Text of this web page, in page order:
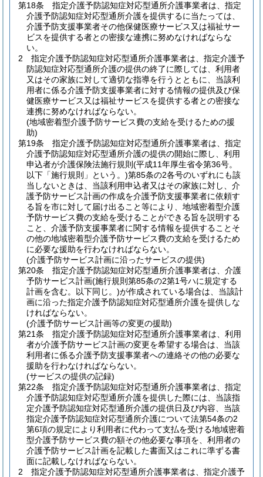
第18条
指定介護予防認知症対応型通所介護事業者は、指定
介護予防認知症対応型通所介護を提供するに当たっては、
介護予防支援事業者その他保健医療サービス又は福祉サー
ビスを提供する者との密接な連携に努めなければならな
い。
2
指定介護予防認知症対応型通所介護事業者は、指定介護予
防認知症対応型通所介護の提供の終了に際しては、利用者
又はその家族に対して適切な指導を行うとともに、当該利
用者に係る介護予防支援事業者に対する情報の提供及び保
健医療サービス又は福祉サービスを提供する者との密接な
連携に努めなければならない。
(地域密着型介護予防サービス費の支給を受けるための援
助)
第19条
指定介護予防認知症対応型通所介護事業者は、指定
介護予防認知症対応型通所介護の提供の開始に際し、利用
申込者が介護保険法施行規則 (平成11年厚生省令第36号。
以下「施行規則」という。)第85条の2各号のいずれにも該
当しないときは、当該利用申込者又はその家族に対し、介
護予防サービス計画の作成を介護予防支援事業者に依頼す
る旨を市に対して届け出ること等により、地域密着型介護
予防サービス費の支給を受けることができる旨を説明する
こと、介護予防支援事業者に関する情報を提供することそ
の他の地域密着型介護予防サービス費の支給を受けるため
に必要な援助を行わなければならない。
(介護予防サービス計画に沿ったサービスの提供)
第20条
指定介護予防認知症対応型通所介護事業者は、介護
予防サービス計画(施行規則第85条の2第1号ハに規定する
計画を含む。以下同じ。)が作成されている場合は、当該計
画に沿った指定介護予防認知症対応型通所介護を提供しな
ければならない。
(介護予防サービス計画等の変更の援助)
第21条
指定介護予防認知症対応型通所介護事業者は、利用
者が介護予防サービス計画の変更を希望する場合は、当該
利用者に係る介護予防支援事業者への連絡その他の必要な
援助を行わなければならない。
(サービスの提供の記録)
第22条
指定介護予防認知症対応型通所介護事業者は、指定
介護予防認知症対応型通所介護を提供した際には、当該指
定介護予防認知症対応型通所介護の提供日及び内容、当該
指定介護予防認知症対応型通所介護について法第54条の2
第6項の規定により利用者に代わって支払を受ける地域密着
型介護予防サービス費の額その他必要な事項を、利用者の
介護予防サービス計画を記載した書面又はこれに準ずる書
面に記載しなければならない。
2
指定介護予防認知症対応型通所介護事業者は、指定介護予